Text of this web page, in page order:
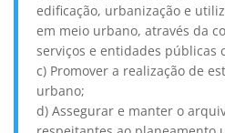
edificação, urbanização e
em meio urbano, através da
serviços e entidades públicas
c) Promover a realização de
urbano;
d) Assegurar e manter o